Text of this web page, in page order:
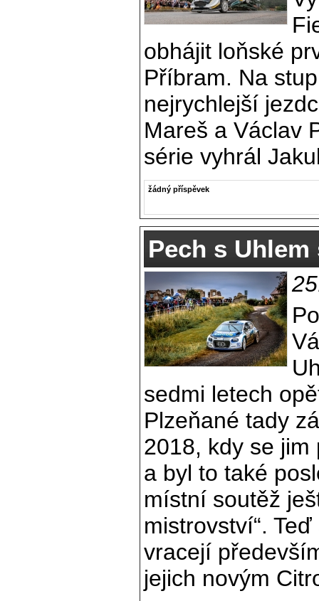
obhájit loňské
Příbram. Na
nejrychlejší
Mareš a Václav
série vyhrál
žádný příspěvek
Pech s
sedmi letech
Plzeňané tady
2018, kdy se
a byl to také
místní soutěž
mistrovství“.
vracejí
jejich novým